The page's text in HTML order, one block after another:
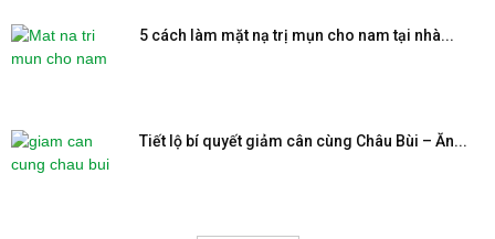
5 cách làm mặt nạ trị mụn cho nam tại nhà...
Tiết lộ bí quyết giảm cân cùng Châu Bùi – Ăn...